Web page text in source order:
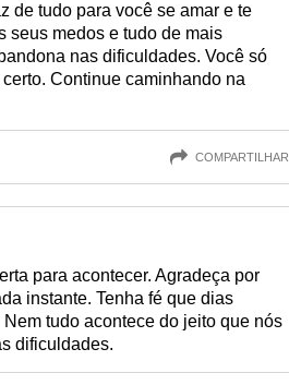
de tudo para você se amar e te
seus medos e tudo de mais
nas dificuldades. Você só
Continue caminhando na
COMPARTILHAR
para acontecer. Agradeça por
instante. Tenha fé que dias
tudo acontece do jeito que nós
dificuldades.